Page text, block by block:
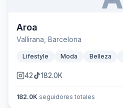
Aroa
Vallirana, Barcelona
Lifestyle Moda Belleza
42 182.0K
182.0K seguidores totales